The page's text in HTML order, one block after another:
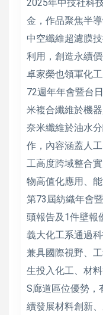
2025年中技社科
金，作品聚焦半
中空纖維超濾膜
利用，創造永續
卓家榮也領軍化
72週年年會暨台
米複合纖維於機
奈米纖維於油水
作，內容涵蓋人
工高度跨域整合
物高值化應用、
第73屆紡織年會
頭報告及1件壁報
義大化工系通過
兼具國際視野、
生投入化工、材
S廊道區位優勢，
續發展材料創新